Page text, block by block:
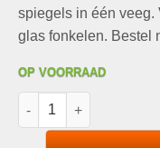
€41,95.
spiegels in één veeg.
glas fonkelen. Bestel
OP VOORRAAD
HG Glasreiniger